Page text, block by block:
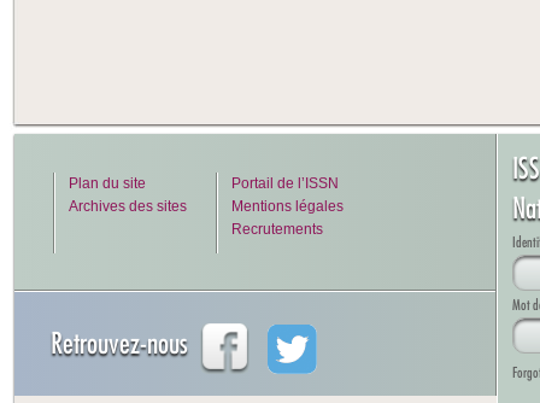
Plan du site
Archives des sites
Portail de l’ISSN
Mentions légales
Recrutements
Retrouvez-nous
Mot